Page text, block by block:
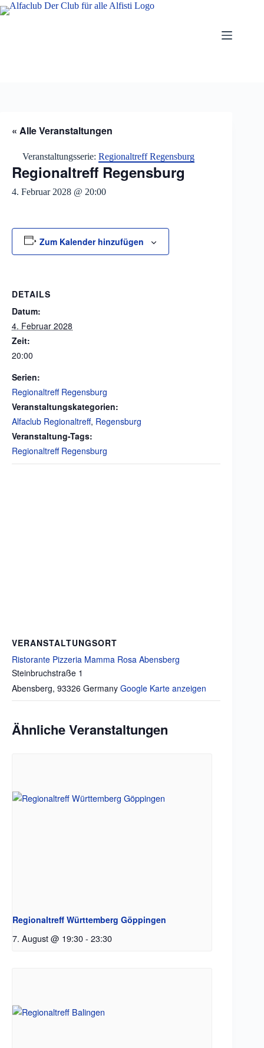
Zum
Inhalt
« Alle Veranstaltungen
Veranstaltungsserie: Regionaltreff Regensburg
Regionaltreff Regensburg
4. Februar 2028 @ 20:00
Zum Kalender hinzufügen
DETAILS
Datum:
4. Februar 2028
Zeit:
20:00
Serien:
Regionaltreff Regensburg
Veranstaltungskategorien:
Alfaclub Regionaltreff, Regensburg
Veranstaltung-Tags:
Regionaltreff Regensburg
VERANSTALTUNGSORT
Ristorante Pizzeria Mamma Rosa Abensberg
Steinbruchstraße 1
Abensberg, 93326 Germany Google Karte anzeigen
Ähnliche Veranstaltungen
Regionaltreff Württemberg Göppingen
7. August @ 19:30- 23:30